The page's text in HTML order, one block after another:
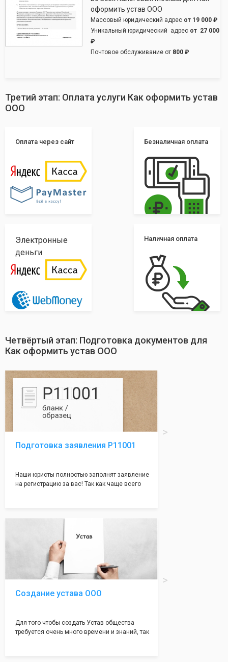
оформить устав ООО
Массовый юридический адрес от 19 000 ₽
Уникальный юридический адрес от 27 000
₽
Почтовое обслуживание от 800 ₽
Третий этап: Оплата услуги Как оформить устав
ООО
Оплата через сайт Безналичная оплата
Электронные
деньги
Наличная оплата
Четвёртый этап: Подготовка документов для
Как оформить устав ООО
Подготовка заявления Р11001
Наши юристы полностью заполнят заявление
на регистрацию за вас! Так как чаще всего
большая часть отказов - наши юристы с
оформление самого сложного документа на
себя! Многолетний опыт работы наших
юристов позволяет оформлять заявление без
ошибок, тем самым гарантируя вам
успешную регистрацию в налоговой
Создание устава ООО
Для того чтобы создать Устав общества
требуется очень много времени и знаний, так